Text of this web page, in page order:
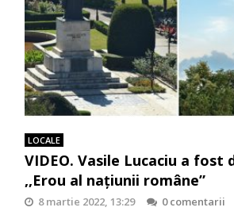
LOCALE
VIDEO. Vasile Lucaciu a fost
,,Erou al națiunii române”
8 martie 2022, 13:29
0 comentarii